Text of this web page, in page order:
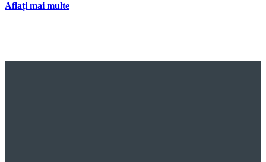
Aflați mai multe